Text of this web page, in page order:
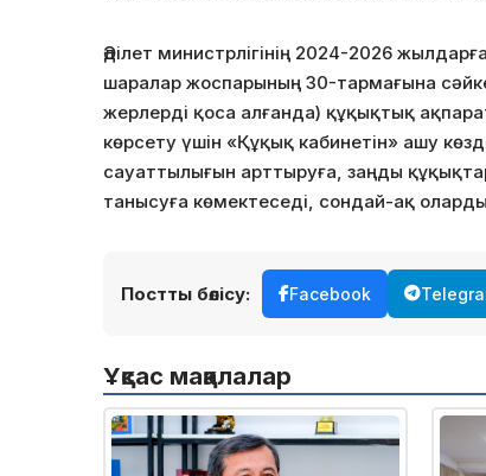
Әділет министрлігінің 2024-2026
шаралар жоспарының 30-тармағына
жерлерді қоса алғанда) құқықтық
көрсету үшін «Құқық кабинетін» ашу
сауаттылығын арттыруға, заңды
танысуға көмектеседі, сондай-ақ
Постты бөлісу: Facebook
Ұқсас мақалалар